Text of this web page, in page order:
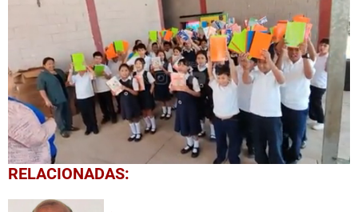
0
seconds
RELACIONADAS: